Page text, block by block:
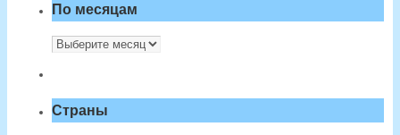
По месяцам
По
Страны